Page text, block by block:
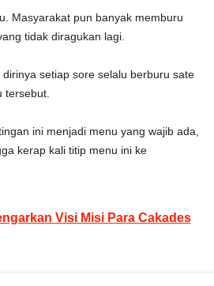
Masyarakat pun banyak memburu
tidak diragukan lagi.
setiap sore selalu berburu sate
tersebut.
ini menjadi menu yang wajib ada,
kerap kali titip menu ini ke
Visi Misi Para Cakades